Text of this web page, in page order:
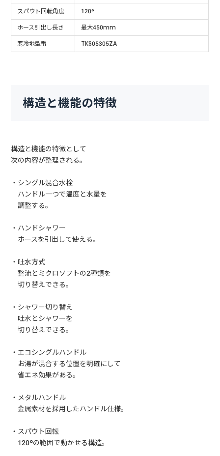
スパウト回転角度
120°
ホース引出し長さ
最大450mm
寒冷地型番
TKS05305ZA
構造と機能の特徴
構造と機能の特徴として
次の内容が整理される。
・シングル混合水栓
ハンドル一つで温度と水量を
調整する。
・ハンドシャワー
ホースを引出して使える。
・吐水方式
整流とミクロソフトの2種類を
切り替えできる。
・シャワー切り替え
吐水とシャワーを
切り替えできる。
・エコシングルハンドル
お湯が混合する位置を明確にして
省エネ効果がある。
・メタルハンドル
金属素材を採用したハンドル仕様。
・スパウト回転
120°の範囲で動かせる構造。